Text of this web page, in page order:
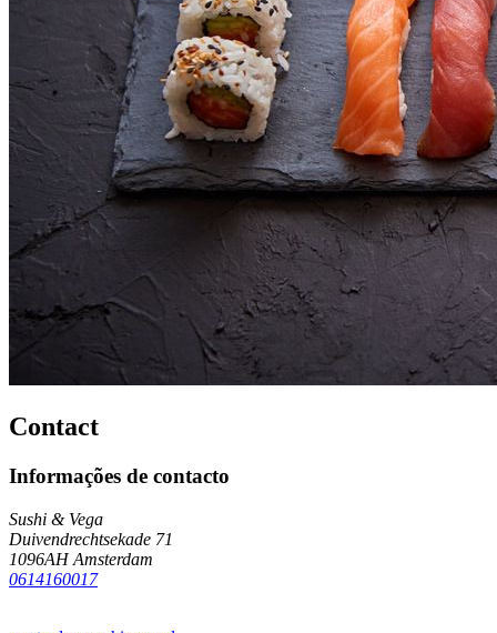
Contact
Informações de contacto
Sushi & Vega
Duivendrechtsekade 71
1096AH Amsterdam
0614160017